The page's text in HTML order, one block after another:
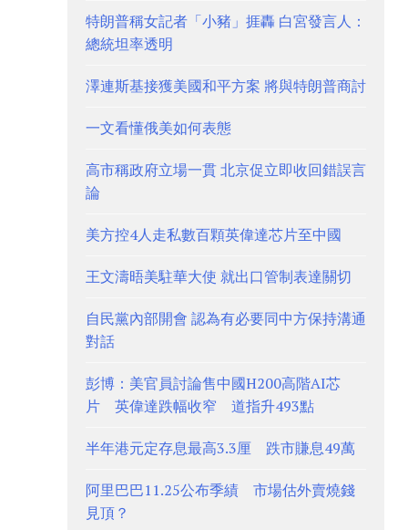
特朗普稱女記者「小豬」捱轟 白宮發言人：
總統坦率透明
澤連斯基接獲美國和平方案 將與特朗普商討
一文看懂俄美如何表態
高市稱政府立場一貫 北京促立即收回錯誤言
論
美方控4人走私數百顆英偉達芯片至中國
王文濤晤美駐華大使 就出口管制表達關切
自民黨內部開會 認為有必要同中方保持溝通
對話
彭博：美官員討論售中國H200高階AI芯
片 英偉達跌幅收窄 道指升493點
半年港元定存息最高3.3厘 跌市賺息49萬
阿里巴巴11.25公布季績 市場估外賣燒錢
見頂？